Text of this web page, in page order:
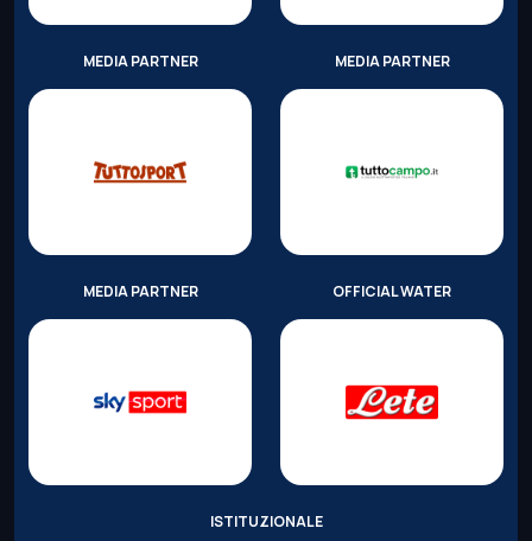
MEDIA PARTNER MEDIA PARTNER
MEDIA PARTNER OFFICIAL WATER
ISTITUZIONALE